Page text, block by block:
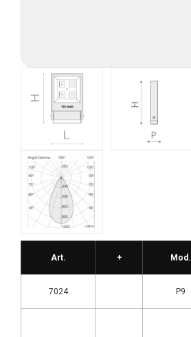
Art. + Mod.
7024 P9